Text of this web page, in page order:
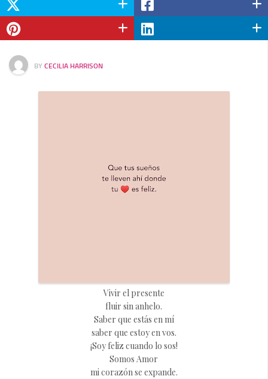
BY CECILIA HARRISON
Vivir el presente
fluir sin anhelo.
Saber que estás en mí
saber que estoy en vos.
¡Soy feliz cuando lo sos!
Somos Amor
mi corazón se expande.